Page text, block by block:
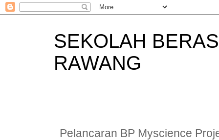
SEKOLAH
RAWANG
Pelancaran BP Myscience